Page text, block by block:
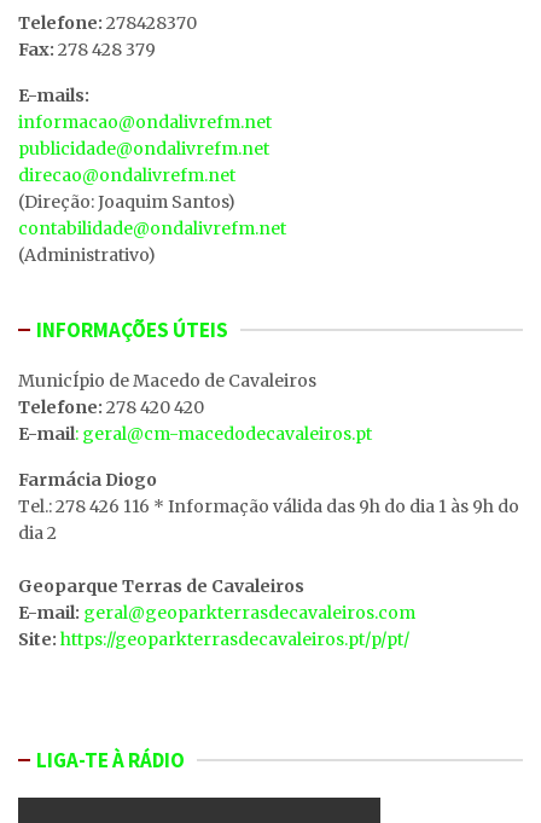
Telefone: 278428370
Fax: 278 428 379
E-mails:
informacao@ondalivrefm.net
publicidade@ondalivrefm.net
direcao@ondalivrefm.net
(Direção: Joaquim Santos)
contabilidade@ondalivrefm.net
(Administrativo)
INFORMAÇÕES ÚTEIS
MunicÍpio de Macedo de Cavaleiros
Telefone: 278 420 420
E-mail: geral@cm-macedodecavaleiros.pt
Farmácia Diogo
Tel.: 278 426 116 * Informação válida das 9h do dia 1 às 9h do
dia 2
Geoparque Terras de Cavaleiros
E-mail: geral@geoparkterrasdecavaleiros.com
Site: https://geoparkterrasdecavaleiros.pt/p/pt/
LIGA-TE À RÁDIO